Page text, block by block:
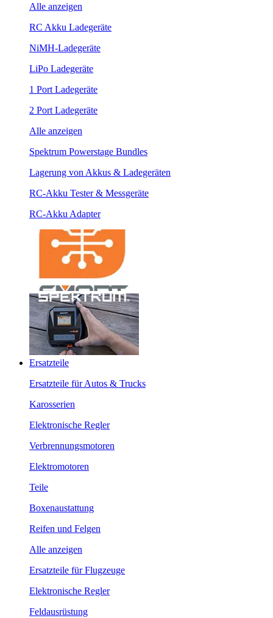
Alle anzeigen
RC Akku Ladegeräte
NiMH-Ladegeräte
LiPo Ladegeräte
1 Port Ladegeräte
2 Port Ladegeräte
Alle anzeigen
Spektrum Powerstage Bundles
Lagerung von Akkus & Ladegeräten
RC-Akku Tester & Messgeräte
RC-Akku Adapter
Ersatzteile
Ersatzteile für Autos & Trucks
Karosserien
Elektronische Regler
Verbrennungsmotoren
Elektromotoren
Teile
Boxenaustattung
Reifen und Felgen
Alle anzeigen
Ersatzteile für Flugzeuge
Elektronische Regler
Feldausrüstung